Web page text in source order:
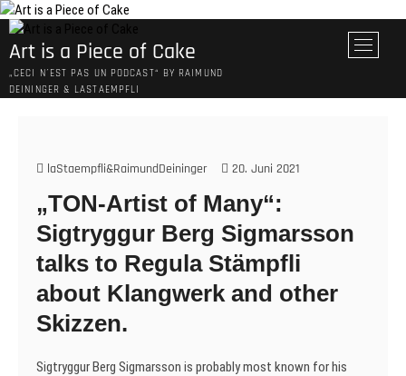
Skip
to
content
Art is a Piece of Cake
„CECI N´EST PAS UN PODCAST“ BY RAIMUND
DEININGER & LASTAEMPFLI
M
e
u
laStaempfli&RaimundDeininger 20. Juni 2021
„TON-Artist of Many“:
Sigtryggur Berg Sigmarsson
talks to Regula Stämpfli
about Klangwerk and other
Skizzen.
Sigtryggur Berg Sigmarsson is probably most known for his